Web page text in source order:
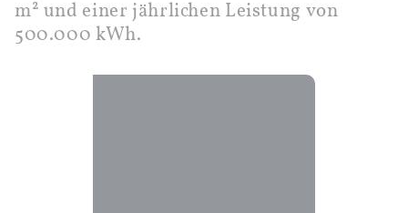
m² und einer jährlichen Leistung von
500.000 kWh.